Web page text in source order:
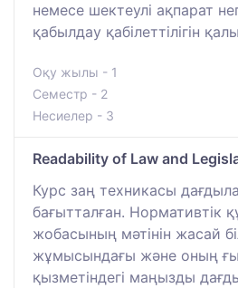
немесе шектеулі ақпарат
қабылдау қабілеттілігін
Оқу жылы - 1
Семестр - 2
Несиелер - 3
Readability of Law and
Курс заң техникасы
бағытталған. Нормативтік
жобасының мәтінін жасай
жұмысындағы және оның
қызметіндегі маңызды